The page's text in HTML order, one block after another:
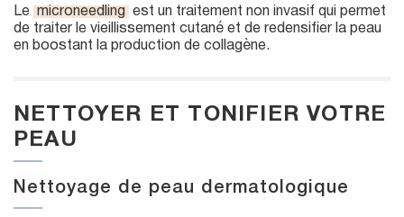
Le microneedling
est un traitement non invasif qui permet
de traiter le vieillissement cutané et de redensifier la peau
en boostant la production de collagène.
NETTOYER ET TONIFIER VOTRE
PEAU
Nettoyage de peau dermatologique